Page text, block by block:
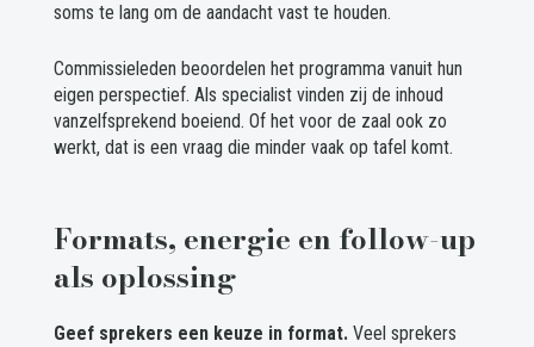
soms te lang om de aandacht vast te houden.
Commissieleden beoordelen het programma vanuit hun
eigen perspectief. Als specialist vinden zij de inhoud
vanzelfsprekend boeiend. Of het voor de zaal ook zo
werkt, dat is een vraag die minder vaak op tafel komt.
Formats, energie en follow-up
als oplossing
Geef sprekers een keuze in format.Veel sprekers